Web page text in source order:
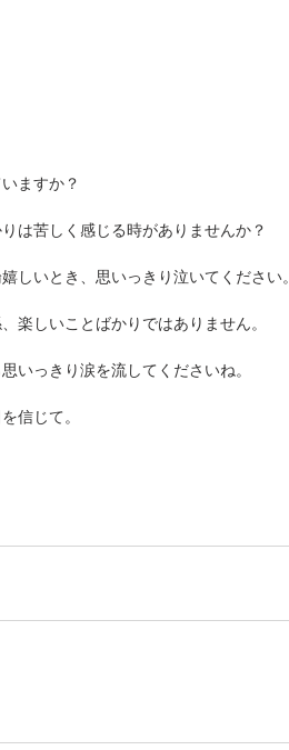
ますか？
は苦しく感じる時がありませんか？
しいとき、思いっきり泣いてください。
楽しいことばかりではありません。
いっきり涙を流してくださいね。
信じて。